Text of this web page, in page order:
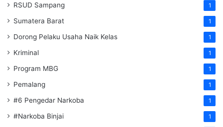
RSUD Sampang 1
Sumatera Barat 1
Dorong Pelaku Usaha Naik Kelas 1
Kriminal 1
Program MBG 1
Pemalang 1
#6 Pengedar Narkoba 1
#Narkoba Binjai 1